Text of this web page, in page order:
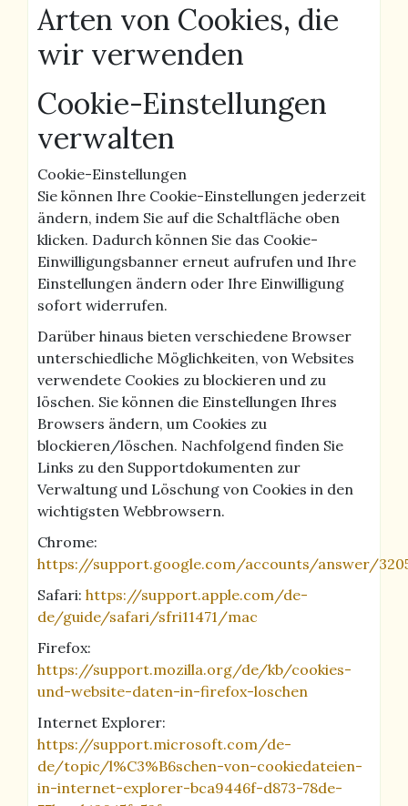
Arten von Cookies, die
wir verwenden
Cookie-Einstellungen
verwalten
Cookie-Einstellungen
Sie können Ihre Cookie-Einstellungen jederzeit
ändern, indem Sie auf die Schaltfläche oben
klicken. Dadurch können Sie das Cookie-
Einwilligungsbanner erneut aufrufen und Ihre
Einstellungen ändern oder Ihre Einwilligung
sofort widerrufen.
Darüber hinaus bieten verschiedene Browser
unterschiedliche Möglichkeiten, von Websites
verwendete Cookies zu blockieren und zu
löschen. Sie können die Einstellungen Ihres
Browsers ändern, um Cookies zu
blockieren/löschen. Nachfolgend finden Sie
Links zu den Supportdokumenten zur
Verwaltung und Löschung von Cookies in den
wichtigsten Webbrowsern.
Chrome:
https://support.google.com/accounts/answer/
Safari: https://support.apple.com/de-
de/guide/safari/sfri11471/mac
Firefox:
https://support.mozilla.org/de/kb/cookies-
und-website-daten-in-firefox-loschen
Internet Explorer:
https://support.microsoft.com/de-
de/topic/l%C3%B6schen-von-cookiedateien-
in-internet-explorer-bca9446f-d873-78de-